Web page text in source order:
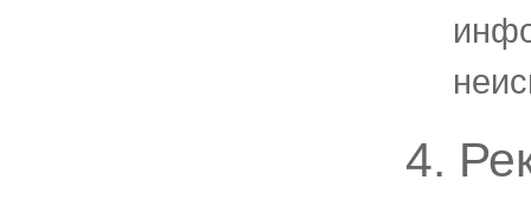
4.